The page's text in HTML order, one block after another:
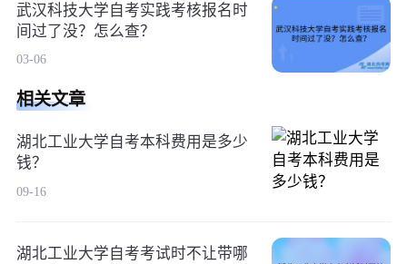
武汉科技大学自考实践考核报名时
间过了没？怎么查？
03-06
相关文章
湖北工业大学自考本科费用是多少
钱？
09-16
湖北工业大学自考考试时不让带哪